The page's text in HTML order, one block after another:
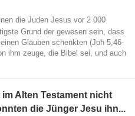
die Juden Jesus vor 2 000
Grund der gewesen sein, dass
Glauben schenkten (Joh 5,46-
ihm zeuge, die Bibel sei, und auch
Alten Testament nicht
die Jünger Jesu ihn...